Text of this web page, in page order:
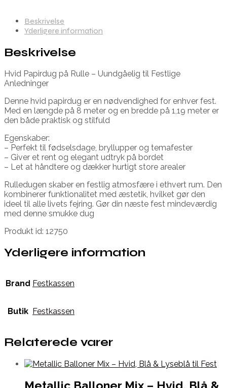
Beskrivelse
Yderligere information
Beskrivelse
Hvid Papirdug på Rulle – Uundgåelig til Festlige
Anledninger
Denne hvid papirdug er en nødvendighed for enhver fest.
Med en længde på 8 meter og en bredde på 1,19 meter er
den både praktisk og stilfuld
Egenskaber:
– Perfekt til fødselsdage, bryllupper og temafester
– Giver et rent og elegant udtryk på bordet
– Let at håndtere og dækker hurtigt store arealer
Rulledugen skaber en festlig atmosfære i ethvert rum. Den
kombinerer funktionalitet med æstetik, hvilket gør den
ideel til alle livets fejring. Gør din næste fest mindeværdig
med denne smukke dug
Produkt id: 12750
Yderligere information
Brand Festkassen
Butik Festkassen
Relaterede varer
Metallic Balloner Mix – Hvid, Blå &